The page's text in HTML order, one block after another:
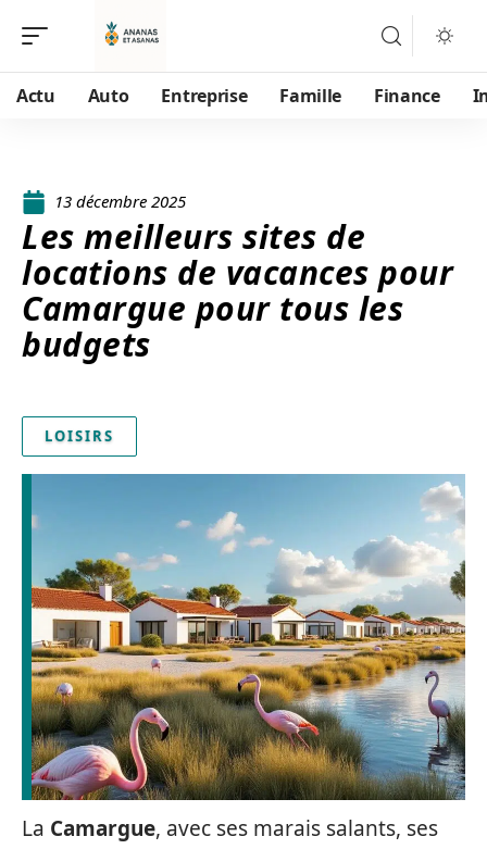
Actu Auto Entreprise Famille Finance
13 décembre 2025
Les meilleurs sites de
locations de vacances pour
Camargue pour tous les
budgets
LOISIRS
La Camargue, avec ses marais salants, ses